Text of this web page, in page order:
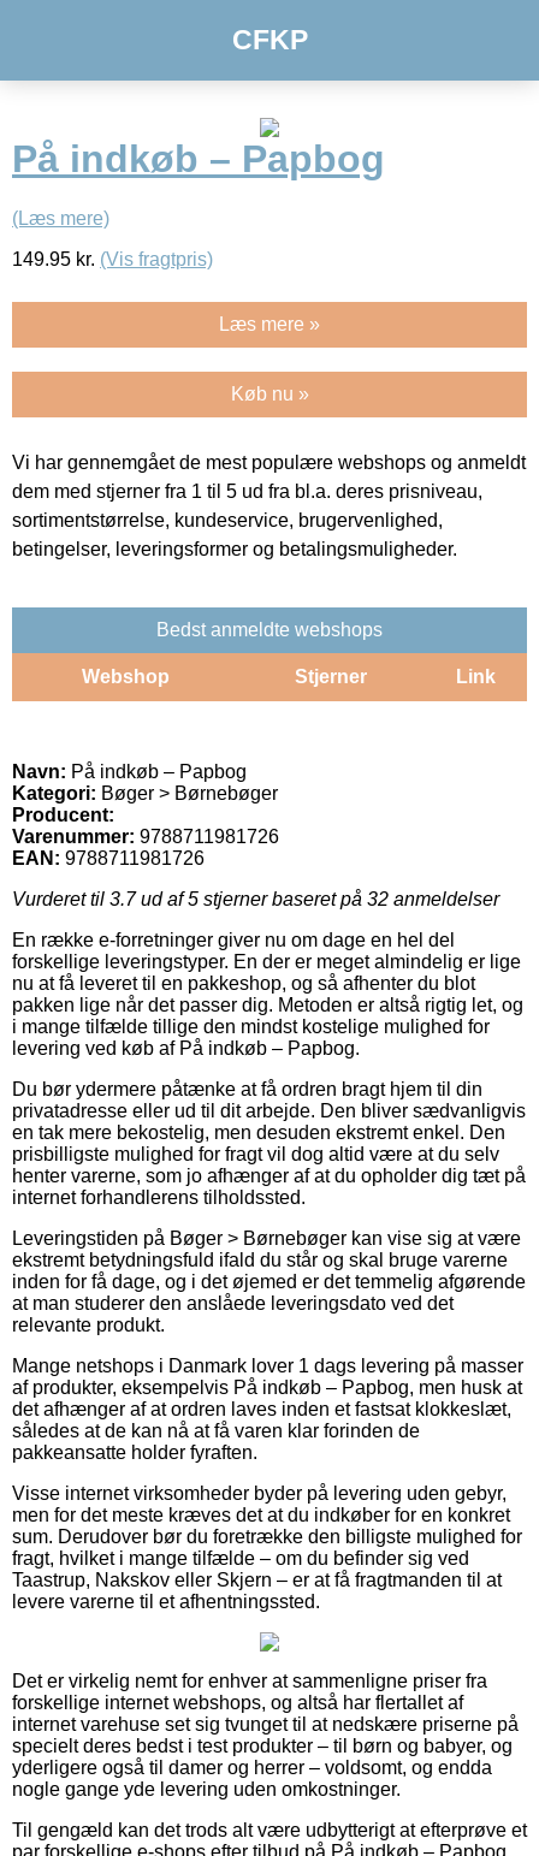
CFKP
På indkøb – Papbog
(Læs mere)
149.95 kr. (Vis fragtpris)
Læs mere »
Køb nu »
Vi har gennemgået de mest populære webshops og anmeldt
dem med stjerner fra 1 til 5 ud fra bl.a. deres prisniveau,
sortimentstørrelse, kundeservice, brugervenlighed,
betingelser, leveringsformer og betalingsmuligheder.
Bedst anmeldte webshops
Webshop Stjerner Link
Navn: På indkøb – Papbog
Kategori: Bøger > Børnebøger
Producent:
Varenummer: 9788711981726
EAN: 9788711981726
Vurderet til 3.7ud af 5 stjerner baseret på 32 anmeldelser
En række e-forretninger giver nu om dage en hel del
forskellige leveringstyper. En der er meget almindelig er lige
nu at få leveret til en pakkeshop, og så afhenter du blot
pakken lige når det passer dig. Metoden er altså rigtig let, og
i mange tilfælde tillige den mindst kostelige mulighed for
levering ved køb af På indkøb – Papbog.
Du bør ydermere påtænke at få ordren bragt hjem til din
privatadresse eller ud til dit arbejde. Den bliver sædvanligvis
en tak mere bekostelig, men desuden ekstremt enkel. Den
prisbilligste mulighed for fragt vil dog altid være at du selv
henter varerne, som jo afhænger af at du opholder dig tæt på
internet forhandlerens tilholdssted.
Leveringstiden på Bøger > Børnebøger kan vise sig at være
ekstremt betydningsfuld ifald du står og skal bruge varerne
inden for få dage, og i det øjemed er det temmelig afgørende
at man studerer den anslåede leveringsdato ved det
relevante produkt.
Mange netshops i Danmark lover 1 dags levering på masser
af produkter, eksempelvis På indkøb – Papbog, men husk at
det afhænger af at ordren laves inden et fastsat klokkeslæt,
således at de kan nå at få varen klar forinden de
pakkeansatte holder fyraften.
Visse internet virksomheder byder på levering uden gebyr,
men for det meste kræves det at du indkøber for en konkret
sum. Derudover bør du foretrække den billigste mulighed for
fragt, hvilket i mange tilfælde – om du befinder sig ved
Taastrup, Nakskov eller Skjern – er at få fragtmanden til at
levere varerne til et afhentningssted.
Det er virkelig nemt for enhver at sammenligne priser fra
forskellige internet webshops, og altså har flertallet af
internet varehuse set sig tvunget til at nedskære priserne på
specielt deres bedst i test produkter – til børn og babyer, og
yderligere også til damer og herrer – voldsomt, og endda
nogle gange yde levering uden omkostninger.
Til gengæld kan det trods alt være udbytterigt at efterprøve et
par forskellige e-shops efter tilbud på På indkøb – Papbog